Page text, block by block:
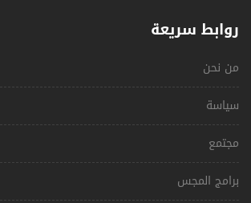
روابط سريعة
من نحن
سياسة
مجتمع
برامج المجس